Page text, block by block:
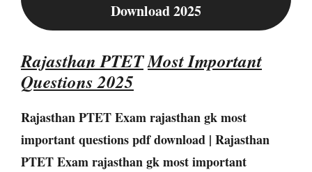
Download 2025
RajasthanPTETMost Important
Questions 2025
RajasthanPTETExamrajasthan gk most
important questions pdf download | Rajasthan
PTETExamrajasthan gk most important